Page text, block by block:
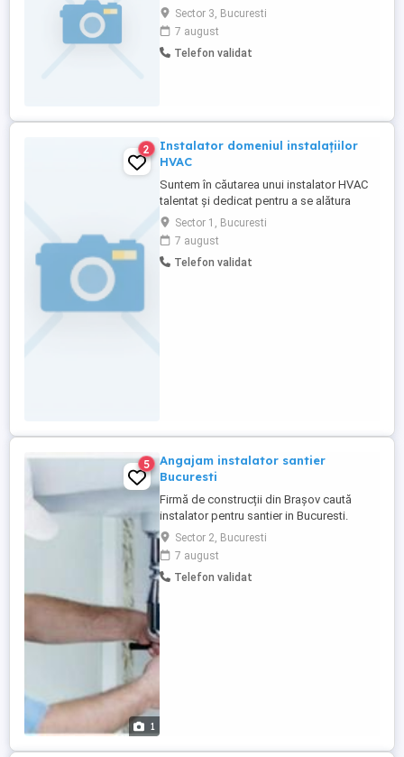
sisteme de climatizare de orice tip: -
Experienta in domeniul montajului si
mentenantei instalatiilor de climatizare; -
Diploma de frigotehnist constituie avantaj;
Sector 3, Bucuresti
7 august
Telefon validat
2
Instalator domeniul instalațiilor
HVAC
Suntem în căutarea unui instalator HVAC
talentat și dedicat pentru a se alătura
echipei noastre. Dacă ai experiență în
domeniul instalațiilor HVAC și ești
pasionat de munca ta, atunci acest post
ar putea fi potrivit pentru tine.
Sector 1, Bucuresti
7 august
Telefon validat
1
5
Angajam instalator santier
Bucuresti
Firmă de construcții din Brașov caută
instalator pentru santier in Bucuresti.
Cerințe: - Scoală profesională sau cursuri
de calificare în domeniu (obligatoriu); -
Experiență pe un post similar minim 2 ani; -
Experiență în lucrări industriale (reprezintă
Sector 2, Bucuresti
7 august
Telefon validat